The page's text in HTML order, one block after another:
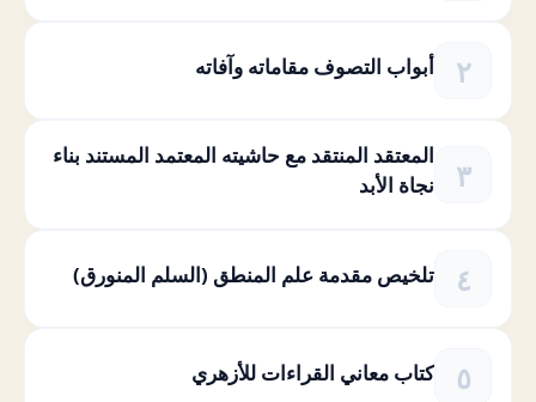
أبواب التصوف مقاماته وآفاته
المعتقد المنتقد مع حاشيته المعتمد المستند بناء
نجاة الأبد
تلخيص مقدمة علم المنطق (السلم المنورق)
كتاب معاني القراءات للأزهري